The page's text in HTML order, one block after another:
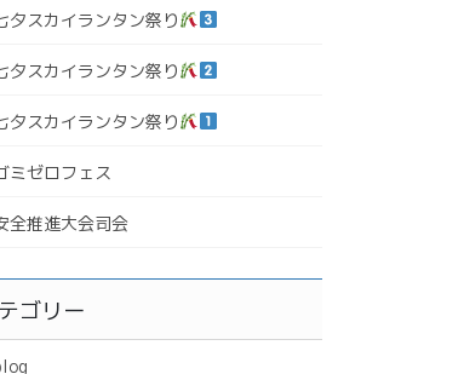
夕スカイランタン祭り
夕スカイランタン祭り
夕スカイランタン祭り
ミゼロフェス
全推進大会司会
ゴリー